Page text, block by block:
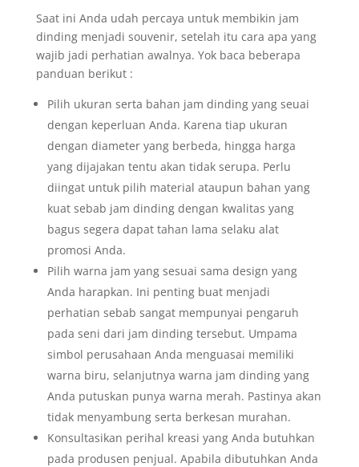
Saat ini Anda udah percaya untuk membikin jam
dinding menjadi souvenir, setelah itu cara apa yang
wajib jadi perhatian awalnya. Yok baca beberapa
panduan berikut :
Pilih ukuran serta bahan jam dinding yang seuai
dengan keperluan Anda. Karena tiap ukuran
dengan diameter yang berbeda, hingga harga
yang dijajakan tentu akan tidak serupa. Perlu
diingat untuk pilih material ataupun bahan yang
kuat sebab jam dinding dengan kwalitas yang
bagus segera dapat tahan lama selaku alat
promosi Anda.
Pilih warna jam yang sesuai sama design yang
Anda harapkan. Ini penting buat menjadi
perhatian sebab sangat mempunyai pengaruh
pada seni dari jam dinding tersebut. Umpama
simbol perusahaan Anda menguasai memiliki
warna biru, selanjutnya warna jam dinding yang
Anda putuskan punya warna merah. Pastinya akan
tidak menyambung serta berkesan murahan.
Konsultasikan perihal kreasi yang Anda butuhkan
pada produsen penjual. Apabila dibutuhkan Anda